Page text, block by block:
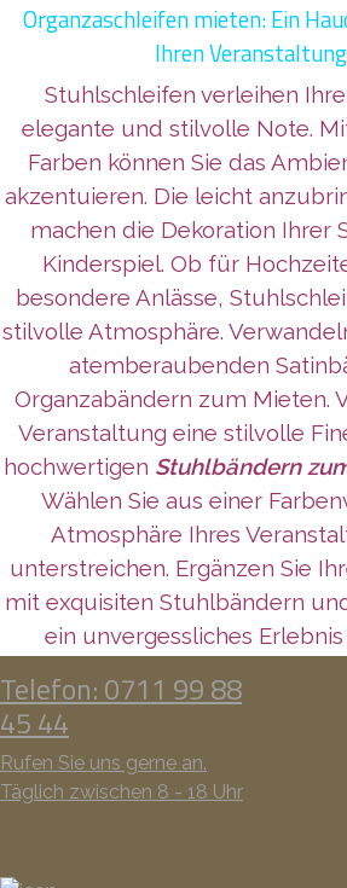
Organzaschleifen mieten: Ein
Ihren
Stuhlschleifen verleihen
elegante und stilvolle Note.
Farben können Sie das
akzentuieren. Die leicht
machen die Dekoration Ihrer
Kinderspiel. Ob für
besondere Anlässe,
stilvolle Atmosphäre.
atemberaubenden
Organzabändern zum Mieten.
Veranstaltung eine stilvolle
hochwertigen Stuhlbändern
Wählen Sie aus einer
Atmosphäre Ihres
unterstreichen. Ergänzen Sie
mit exquisiten Stuhlbändern
ein unvergessliches
Telefon: 0711 99 88
45 44
Rufen Sie uns gerne an.
Täglich zwischen 8 - 18 Uhr